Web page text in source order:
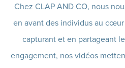
Chez CLAP AND CO, nous
en avant des individus au
capturant et en partageant
engagement, nos vidéos